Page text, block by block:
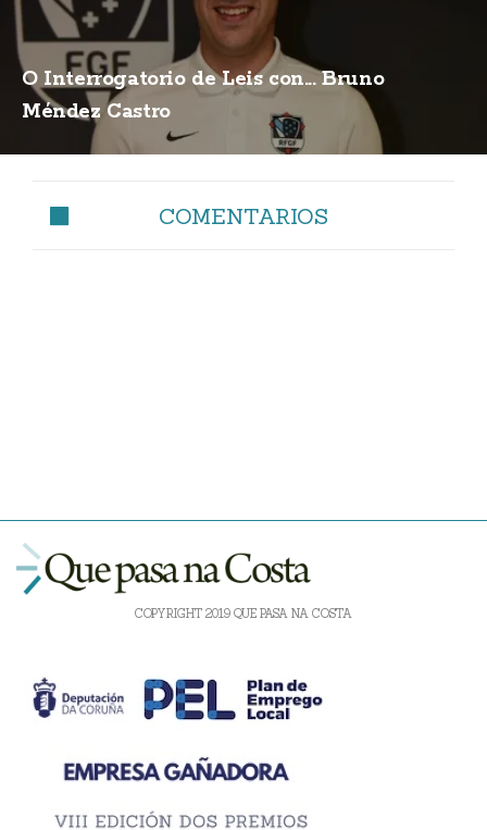
O Interrogatorio de Leis con... Bruno
Méndez Castro
COMENTARIOS
COPYRIGHT 2019 QUE PASA NA COSTA